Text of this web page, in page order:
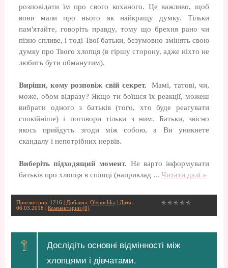
розповідати їм про свого коханого. Це важливо, щоб
вони мали про нього як найкращу думку. Тільки
пам'ятайте, говоріть правду, тому що брехня рано чи
пізно спливе, і тоді Твої батьки, безумовно змінять свою
думку про Твого хлопця (в гіршу сторону, адже ніхто не
любить бути обманутим).
Виріши, кому розповіж свій секрет. Мамі, татові, чи,
може, обом відразу? Якщо ти боїшся їх реакції, можеш
вибрати одного з батьків (того, хто буде реагувати
спокійніше) і поговори тільки з ним. Батьки, звісно
якось прийдуть згоди між собою, а Ви уникнете
скандалу і непотрібних нервів.
Виберіть підходящий момент. Не варто інформувати
батьків про хлопця в спішці (наприклад ... Читати далі »
Просмотров: 1216 | Добавил: Olenochka | Дата:
06.03.2018
Комментарии (0)
Дослідіть основні відмінності між
хлопцями і дівчатами.